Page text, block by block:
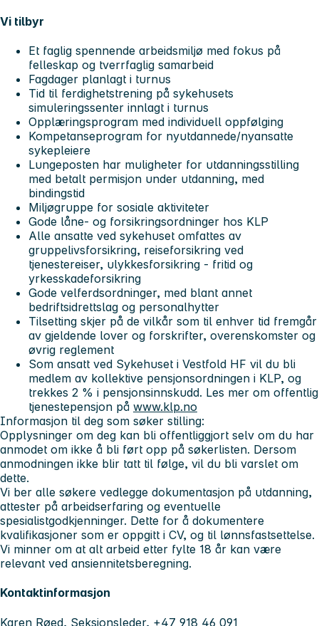
Vi tilbyr
Et faglig spennende arbeidsmiljø med fokus på
felleskap og tverrfaglig samarbeid
Fagdager planlagt i turnus
Tid til ferdighetstrening på sykehusets
simuleringssenter innlagt i turnus
Opplæringsprogram med individuell oppfølging
Kompetanseprogram for nyutdannede/nyansatte
sykepleiere
Lungeposten har muligheter for utdanningsstilling
med betalt permisjon under utdanning, med
bindingstid
Miljøgruppe for sosiale aktiviteter
Gode låne- og forsikringsordninger hos KLP
Alle ansatte ved sykehuset omfattes av
gruppelivsforsikring, reiseforsikring ved
tjenestereiser, ulykkesforsikring - fritid og
yrkesskadeforsikring
Gode velferdsordninger, med blant annet
bedriftsidrettslag og personalhytter
Tilsetting skjer på de vilkår som til enhver tid fremgår
av gjeldende lover og forskrifter, overenskomster og
øvrig reglement
Som ansatt ved Sykehuset i Vestfold HF vil du bli
medlem av kollektive pensjonsordningen i KLP, og
trekkes 2 % i pensjonsinnskudd. Les mer om offentlig
tjenestepensjon på www.klp.no
Informasjon til deg som søker stilling:
Opplysninger om deg kan bli offentliggjort selv om du har
anmodet om ikke å bli ført opp på søkerlisten. Dersom
anmodningen ikke blir tatt til følge, vil du bli varslet om
dette.
Vi ber alle søkere vedlegge dokumentasjon på utdanning,
attester på arbeidserfaring og eventuelle
spesialistgodkjenninger. Dette for å dokumentere
kvalifikasjoner som er oppgitt i CV, og til lønnsfastsettelse.
Vi minner om at alt arbeid etter fylte 18 år kan være
relevant ved ansiennitetsberegning.
Kontaktinformasjon
Karen Røed, Seksjonsleder, +47 918 46 091